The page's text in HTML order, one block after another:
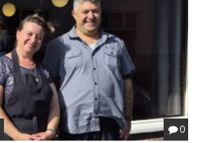
0